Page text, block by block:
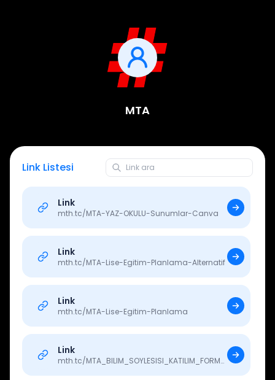
MTA
Link Listesi
Link
mth.tc/MTA-YAZ-OKULU-Sunumlar-Canva
Link
mth.tc/MTA-Lise-Egitim-Planlama-Alternatif
Link
mth.tc/MTA-Lise-Egitim-Planlama
Link
mth.tc/MTA_BILIM_SOYLESISI_KATILIM_FORMU_15HAZIRAN